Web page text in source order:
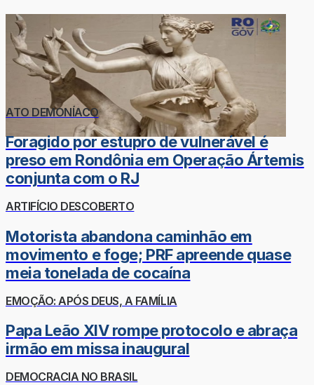
ATO DEMONÍACO
Foragido por estupro de vulnerável é
preso em Rondônia em Operação Ártemis
conjunta com o RJ
ARTIFÍCIO DESCOBERTO
Motorista abandona caminhão em
movimento e foge; PRF apreende quase
meia tonelada de cocaína
EMOÇÃO: APÓS DEUS, A FAMÍLIA
Papa Leão XIV rompe protocolo e abraça
irmão em missa inaugural
DEMOCRACIA NO BRASIL